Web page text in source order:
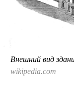
Внешний вид
wikipedia.com